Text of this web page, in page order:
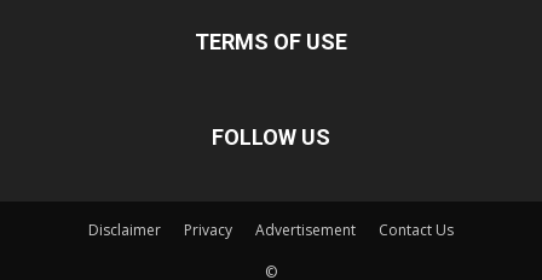
TERMS OF USE
FOLLOW US
Disclaimer Privacy Advertisement Contact Us
©